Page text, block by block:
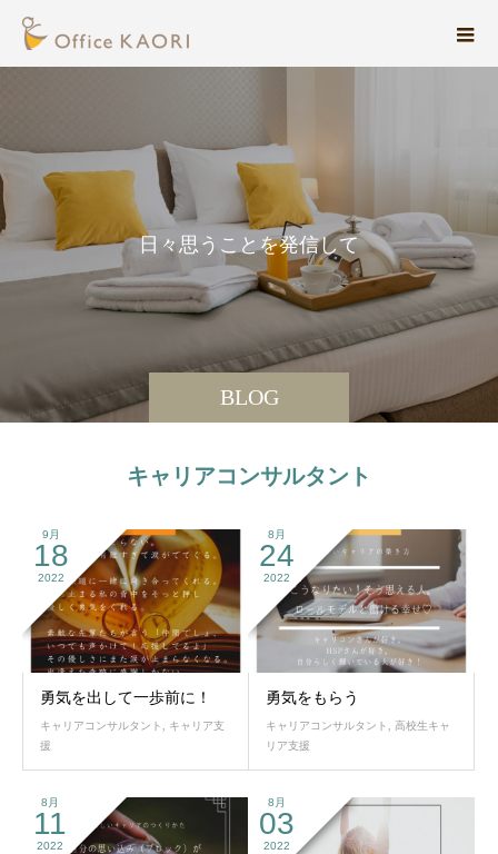
BLOG
日々思うことを発信しています
キャリアコンサルタント
9月
18
2022
勇気を出して一歩前に！
キャリアコンサルタント, キャリア支
援
8月
24
2022
勇気をもらう
キャリアコンサルタント, 高校生キャ
リア支援
8月
11
2022
8月
03
2022